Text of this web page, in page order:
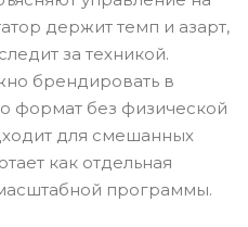
держит темп и азарт,
за техникой.
брендировать в
формат без физической
для смешанных
как отдельная
программы.